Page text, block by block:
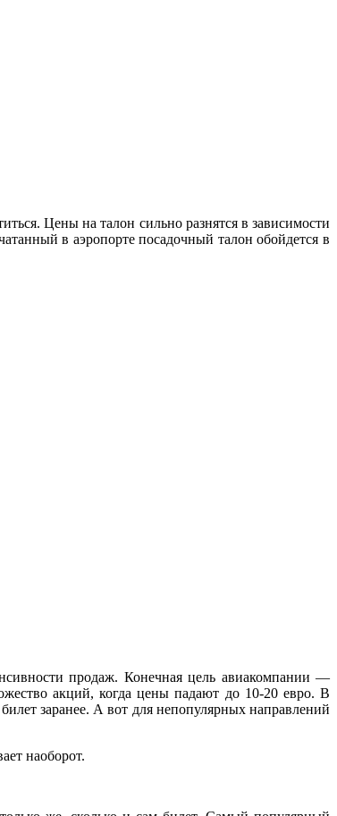
Цены на талон сильно разнятся в зависимости
в аэропорте посадочный талон обойдется в
продаж. Конечная цель авиакомпании —
акций, когда цены падают до 10-20 евро. В
заранее. А вот для непопулярных направлений
наоборот.